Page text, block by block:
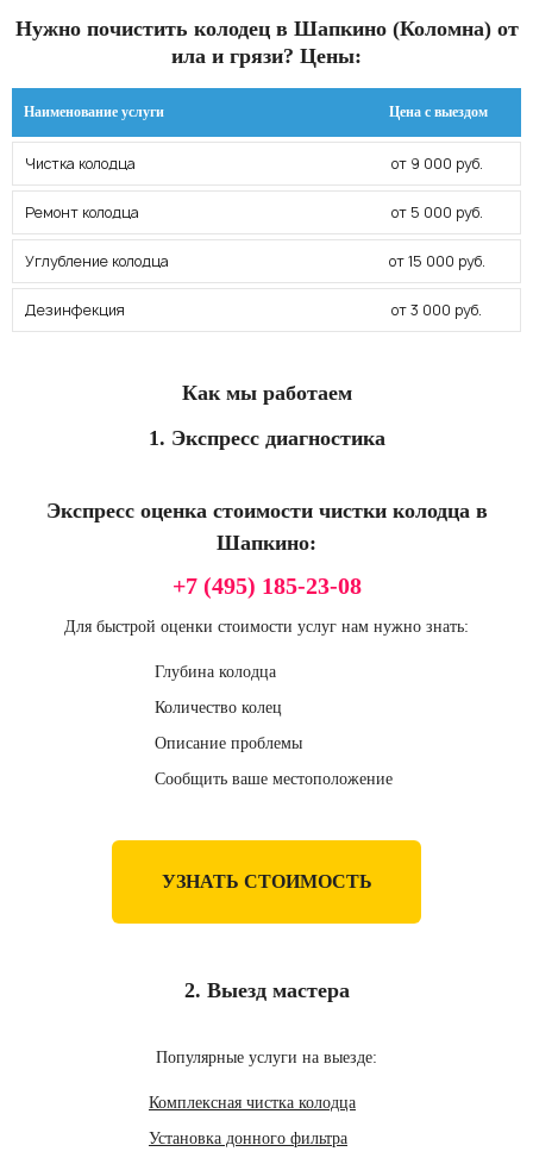
Нужно почистить колодец в Шапкино (Коломна) от
ила и грязи? Цены:
Наименование услуги Цена с выездом
Чистка колодца от 9 000 руб.
Ремонт колодца от 5 000 руб.
Углубление колодца от 15 000 руб.
Дезинфекция от 3 000 руб.
Как мы работаем
1. Экспресс диагностика
Экспресс оценка стоимости чистки колодца в
Шапкино:
+7 (495) 185-23-08
Для быстрой оценки стоимости услуг нам нужно знать:
Глубина колодца
Количество колец
Описание проблемы
Сообщить ваше местоположение
УЗНАТЬ СТОИМОСТЬ
2. Выезд мастера
Популярные услуги на выезде:
Комплексная чистка колодца
Установка донного фильтра